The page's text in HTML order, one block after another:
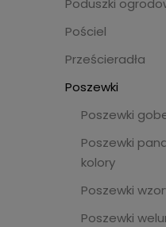
Poduszki
Pościel
Prześcieradła
Poszewki
Poszewki
Poszewki
kolory
Poszewki
Poszewki